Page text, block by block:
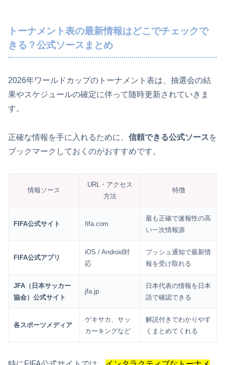
トーナメント表の最新情報はどこでチェックで
きる？公式ソースまとめ
2026年ワールドカップのトーナメント表は、抽選会の結
果やスケジュールの確定に伴って随時更新されていきま
す。
正確な情報を手に入れるために、 信頼できる公式ソースを
ブックマークしておくのがおすすめです。
情報ソース
URL・アクセス
方法
特徴
FIFA公式サイト fifa.com
最も正確で速報性の高
い一次情報源
FIFA公式アプリ
iOS / Android対
応
プッシュ通知で最新情
報を受け取れる
JFA（日本サッカー
協会）公式サイト
jfa.jp
日本代表の情報を日本
語で確認できる
各スポーツメディア
ゲキサカ、サッ
カーキングなど
解説付きでわかりやす
くまとめてくれる